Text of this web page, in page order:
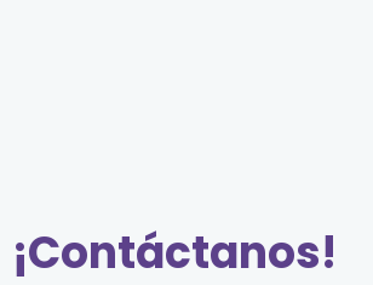
¡Contáctanos!